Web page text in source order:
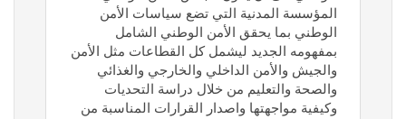
المؤسسة المدنية التي تضع سياسات الأمن
الوطني بما يحقق الأمن الوطني الشامل
بمفهومه الجديد ليشمل كل القطاعات مثل الأمن
والجيش والأمن الداخلي والخارجي والغذائي
والصحة والتعليم من خلال دراسة التحديات
وكيفية مواجهتها واصدار القرارات المناسبة من